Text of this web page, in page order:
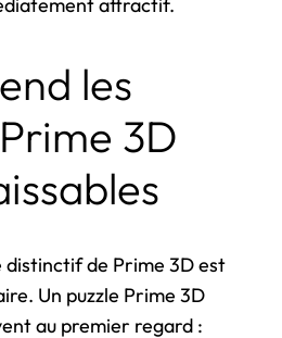
attractif.
les
3D
distinctif de Prime 3D est
Un puzzle Prime 3D
au premier regard :